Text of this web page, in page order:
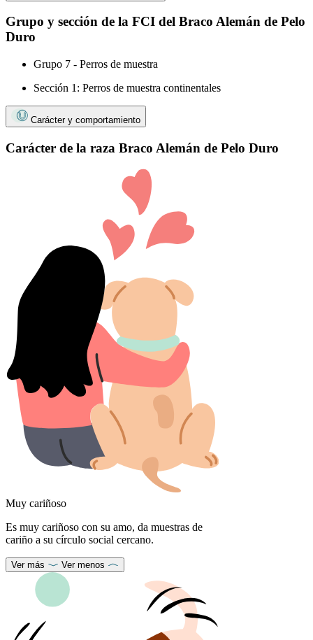
Grupo y sección de la FCI del Braco Alemán de Pelo
Duro
Grupo 7 - Perros de muestra
Sección 1: Perros de muestra continentales
Carácter y comportamiento
Carácter de la raza Braco Alemán de Pelo Duro
Muy cariñoso
Es muy cariñoso con su amo, da muestras de
cariño a su círculo social cercano.
Ver más Ver menos